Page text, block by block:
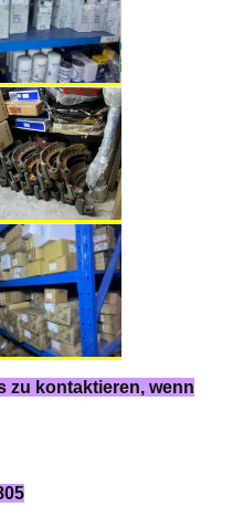
zu kontaktieren, wenn